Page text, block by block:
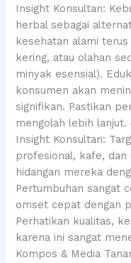
Insight Konsultan:
herbal sebagai
kesehatan alami
kering, atau olahan
minyak esensial).
konsumen akan
signifikan. Pastikan
mengolah lebih
Insight Konsultan:
profesional, kafe, dan
hidangan mereka
Pertumbuhan sangat
omset cepat dengan
Perhatikan kualitas,
karena ini sangat
Kompos & Media